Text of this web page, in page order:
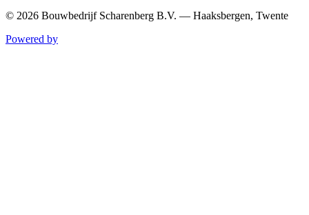
© 2026 Bouwbedrijf Scharenberg B.V. — Haaksbergen, Twente
Powered by